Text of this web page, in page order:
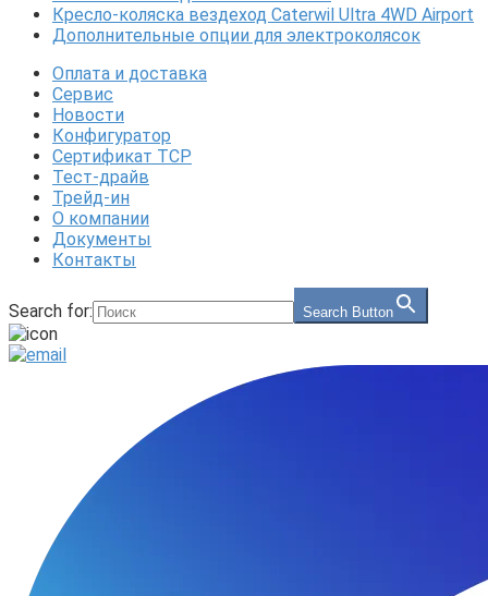
Кресло-коляска вездеход Caterwil Ultra 4WD Airport
Дополнительные опции для электроколясок
Оплата и доставка
Сервис
Новости
Конфигуратор
Сертификат ТСР
Тест-драйв
Трейд-ин
О компании
Документы
Контакты
Search for: Search Button